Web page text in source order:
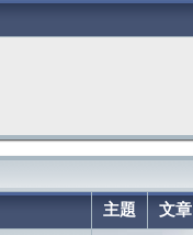
主題 文章